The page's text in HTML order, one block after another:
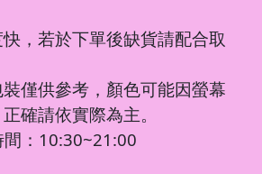
快，若於下單後缺貨請配合取
裝僅供參考，顏色可能因螢幕
確請依實際為主。
：10:30~21:00